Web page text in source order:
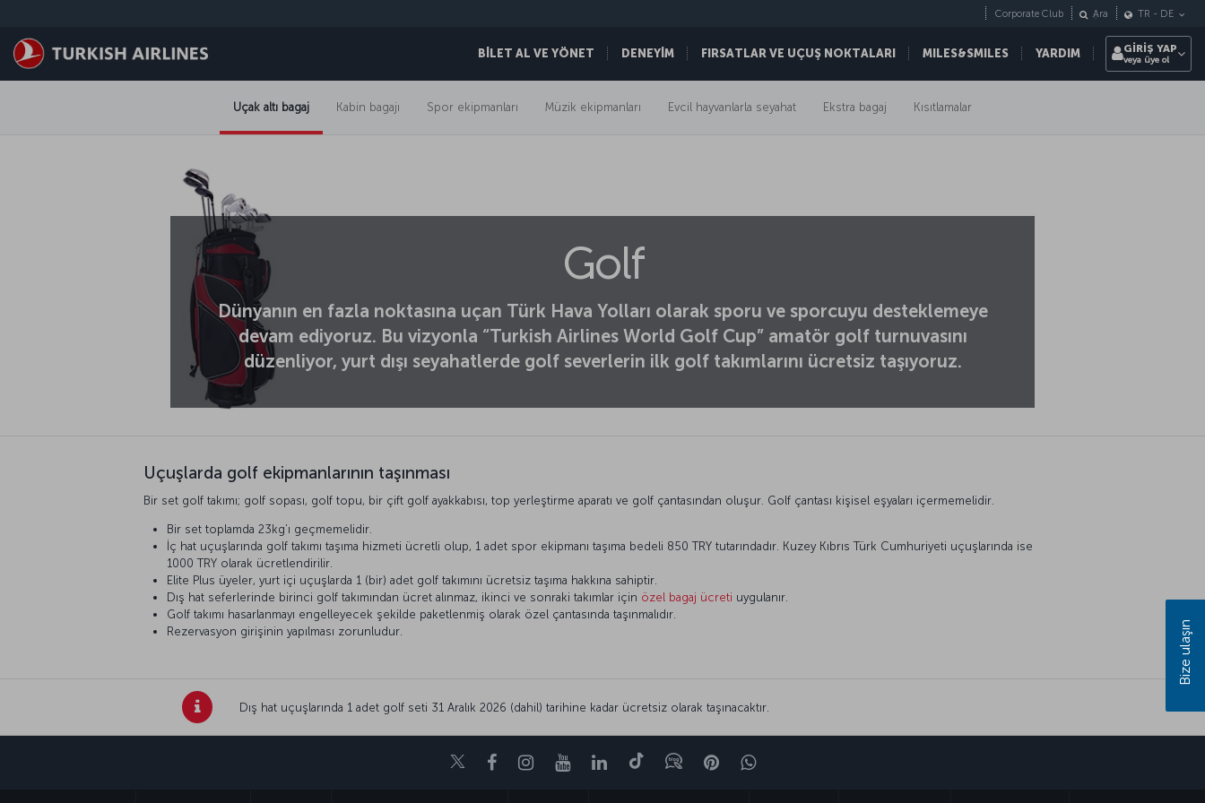
BİLET AL VE YÖNET DENEYİM FIRSATLAR VE UÇUŞ NOKTALARI MILES&SMILES YARDIM
Corporate Club Ara TR - DE
GİRİŞ YAP
veya üye ol
Uçak altı bagaj Kabin bagajı Spor ekipmanları Müzik ekipmanları Evcil hayvanlarla seyahat Ekstra bagaj Kısıtlamalar
Golf
Dünyanın en fazla noktasına uçan Türk Hava Yolları olarak sporu ve sporcuyu desteklemeye
devam ediyoruz. Bu vizyonla “Turkish Airlines World Golf Cup” amatör golf turnuvasını
düzenliyor, yurt dışı seyahatlerde golf severlerin ilk golf takımlarını ücretsiz taşıyoruz.
Uçuşlarda golf ekipmanlarının taşınması
Bir set golf takımı; golf sopası, golf topu, bir çift golf ayakkabısı, top yerleştirme aparatı ve golf çantasından oluşur. Golf çantası kişisel eşyaları içermemelidir.
Bir set toplamda 23kg’ı geçmemelidir.
İç hat uçuşlarında golf takımı taşıma hizmeti ücretli olup, 1 adet spor ekipmanı taşıma bedeli 850 TRY tutarındadır. Kuzey Kıbrıs Türk Cumhuriyeti uçuşlarında ise
1000 TRY olarak ücretlendirilir.
Elite Plus üyeler, yurt içi uçuşlarda 1 (bir) adet golf takımını ücretsiz taşıma hakkına sahiptir.
Dış hat seferlerinde birinci golf takımından ücret alınmaz, ikinci ve sonraki takımlar için özel bagaj ücreti uygulanır.
Golf takımı hasarlanmayı engelleyecek şekilde paketlenmiş olarak özel çantasında taşınmalıdır.
Rezervasyon girişinin yapılması zorunludur.
Dış hat uçuşlarında 1 adet golf seti 31 Aralık 2026 (dahil) tarihine kadar ücretsiz olarak taşınacaktır.
TwitterFacebookInstagram
YoutubeLinkedIn
TiktokBlogPinterestWhatsapp
Bize ulaşın